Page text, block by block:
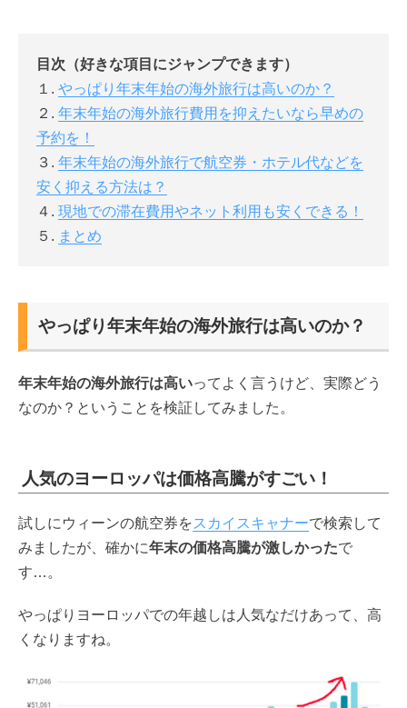
目次（好きな項目にジャンプできます）
１. やっぱり年末年始の海外旅行は高いのか？
２. 年末年始の海外旅行費用を抑えたいなら早めの
予約を！
３. 年末年始の海外旅行で航空券・ホテル代などを
安く抑える方法は？
４. 現地での滞在費用やネット利用も安くできる！
５. まとめ
やっぱり年末年始の海外旅行は高いのか？
年末年始の海外旅行は高いってよく言うけど、実際どう
なのか？ということを検証してみました。
人気のヨーロッパは価格高騰がすごい！
試しにウィーンの航空券をスカイスキャナーで検索して
みましたが、確かに年末の価格高騰が激しかったで
す…。
やっぱりヨーロッパでの年越しは人気なだけあって、高
くなりますね。